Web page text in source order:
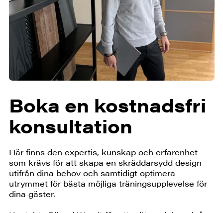
Boka en kostnadsfri
konsultation
Här finns den expertis, kunskap och erfarenhet
som krävs för att skapa en skräddarsydd design
utifrån dina behov och samtidigt optimera
utrymmet för bästa möjliga träningsupplevelse för
dina gäster.